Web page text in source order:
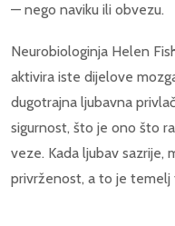
— nego naviku ili obvezu.
Neurobiologinja Helen
aktivira iste dijelove
dugotrajna ljubavna
sigurnost, što je ono što
veze. Kada ljubav sazrije,
privrženost, a to je temelj